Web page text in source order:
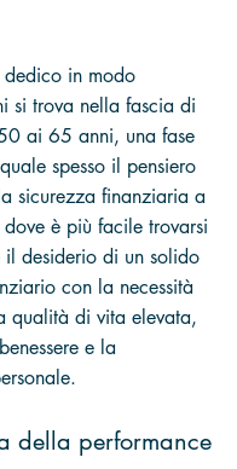
in modo
si trova nella fascia di
ai 65 anni, una fase
spesso il pensiero
sicurezza finanziaria a
è più facile trovarsi
desiderio di un solido
con la necessità
qualità di vita elevata,
e la
della performance